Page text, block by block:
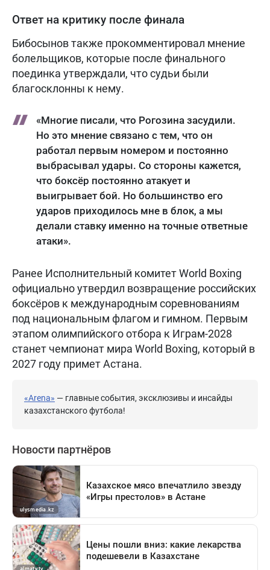
Ответ на критику после финала
Бибосынов также прокомментировал мнение
болельщиков, которые после финального
поединка утверждали, что судьи были
благосклонны к нему.
«Многие писали, что Рогозина засудили.
Но это мнение связано с тем, что он
работал первым номером и постоянно
выбрасывал удары. Со стороны кажется,
что боксёр постоянно атакует и
выигрывает бой. Но большинство его
ударов приходилось мне в блок, а мы
делали ставку именно на точные ответные
атаки».
Ранее Исполнительный комитет World Boxing
официально утвердил возвращение российских
боксёров к международным соревнованиям
под национальным флагом и гимном. Первым
этапом олимпийского отбора к Играм-2028
станет чемпионат мира World Boxing, который в
2027 году примет Астана.
«Arena» — главные события, эксклюзивы и инсайды
казахстанского футбола!